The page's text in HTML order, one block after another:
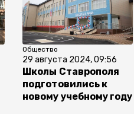
Общество
29 августа 2024, 09:56
Школы Ставрополя
подготовились к
новому учебному году